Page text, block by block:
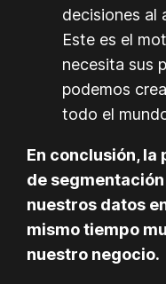
decisiones al
Este es el
necesita sus
podemos
todo el
En conclusión,
de
nuestros datos
mismo tiempo
nuestro negocio.